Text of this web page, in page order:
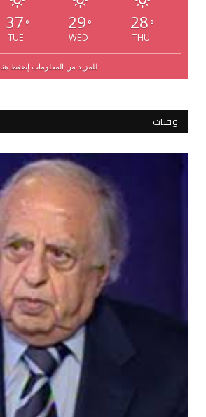
37 °
TUE
29 °
WED
28 °
THU
للمزيد من المعلومات إضغط هنا
وفيات